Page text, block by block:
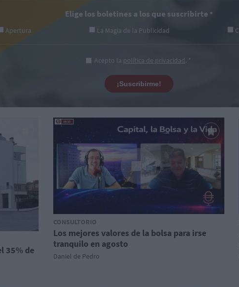
Elige los boletines a los que suscribirte *
Apertura
La Magia de la Publicidad
Acepto la política de privacidad. *
¡Suscribirme!
35% de
CONSULTORIO
Los mejores valores de la bolsa para irse
tranquilo en agosto
Daniel de Pedro